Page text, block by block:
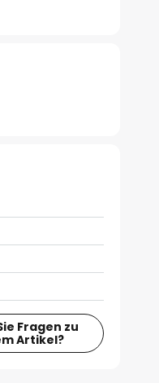
Fragen zu
Artikel?